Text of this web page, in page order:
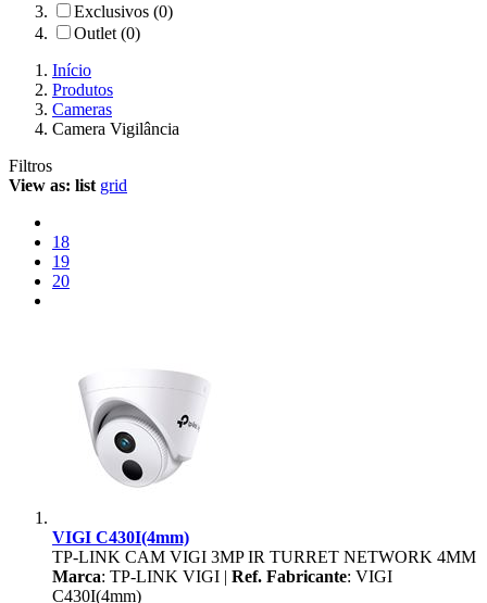
Exclusivos (0)
Outlet (0)
Início
Produtos
Cameras
Camera Vigilância
Filtros
View as: list grid
18
19
20
VIGI C430I(4mm)
TP-LINK CAM VIGI 3MP IR TURRET NETWORK 4MM
Marca: TP-LINK VIGI | Ref. Fabricante: VIGI
C430I(4mm)